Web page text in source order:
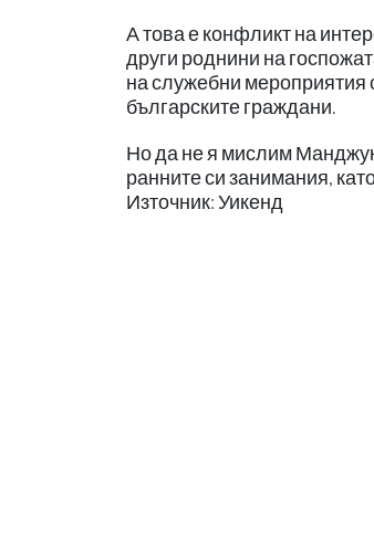
А това е конфликт на
други роднини на
на служебни мероприятия
българските граждани.
Но да не я мислим
ранните си занимания,
Източник: Уикенд